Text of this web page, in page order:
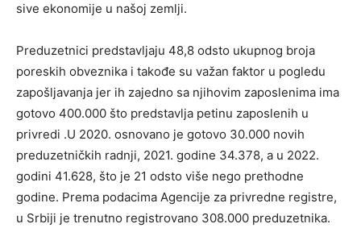
sive ekonomije u našoj zemlji.
Preduzetnici predstavljaju 48,8 odsto ukupnog broja
poreskih obveznika i takođe su važan faktor u pogledu
zapošljavanja jer ih zajedno sa njihovim zaposlenima ima
gotovo 400.000 što predstavlja petinu zaposlenih u
privredi .U 2020. osnovano je gotovo 30.000 novih
preduzetničkih radnji, 2021. godine 34.378, a u 2022.
godini 41.628, što je 21 odsto više nego prethodne
godine. Prema podacima Agencije za privredne registre,
u Srbiji je trenutno registrovano 308.000 preduzetnika.